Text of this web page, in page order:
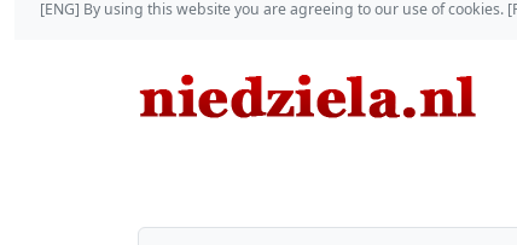
[ENG] By using this website you are agreeing to our use of